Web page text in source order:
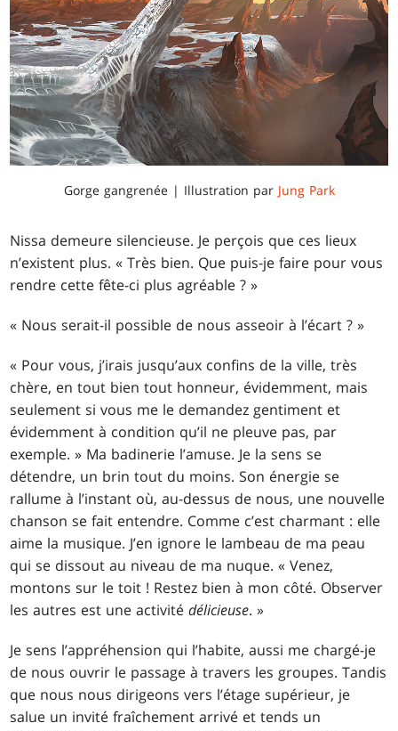
Gorge gangrenée | Illustration par Jung Park
Nissa demeure silencieuse. Je perçois que ces lieux
n’existent plus. « Très bien. Que puis-je faire pour vous
rendre cette fête-ci plus agréable ? »
« Nous serait-il possible de nous asseoir à l’écart ? »
« Pour vous, j’irais jusqu’aux confins de la ville, très
chère, en tout bien tout honneur, évidemment, mais
seulement si vous me le demandez gentiment et
évidemment à condition qu’il ne pleuve pas, par
exemple. » Ma badinerie l’amuse. Je la sens se
détendre, un brin tout du moins. Son énergie se
rallume à l’instant où, au-dessus de nous, une nouvelle
chanson se fait entendre. Comme c’est charmant : elle
aime la musique. J’en ignore le lambeau de ma peau
qui se dissout au niveau de ma nuque. « Venez,
montons sur le toit ! Restez bien à mon côté. Observer
les autres est une activitédélicieuse. »
Je sens l’appréhension qui l’habite, aussi me chargé-je
de nous ouvrir le passage à travers les groupes. Tandis
que nous nous dirigeons vers l’étage supérieur, je
salue un invité fraîchement arrivé et tends un